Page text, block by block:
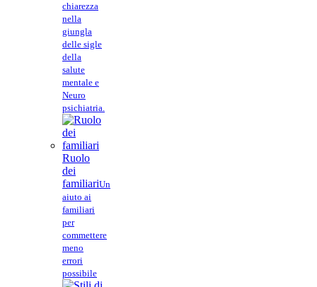
chiarezza
nella
giungla
delle sigle
della
salute
mentale e
Neuro
psichiatria.
Ruolo
dei
familiariUn
aiuto ai
familiari
per
commettere
meno
errori
possibile